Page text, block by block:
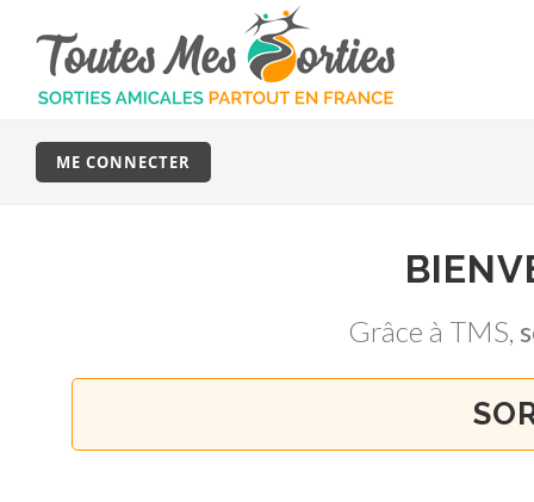
ME CONNECTER
Grâce à TMS,